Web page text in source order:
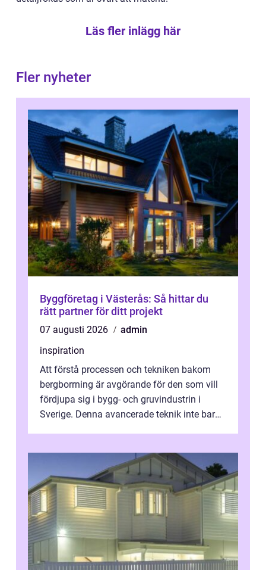
Läs fler inlägg här
Fler nyheter
Byggföretag i Västerås: Så hittar du
rätt partner för ditt projekt
07 augusti 2026
admin
inspiration
Att förstå processen och tekniken bakom
bergborrning är avgörande för den som vill
fördjupa sig i bygg- och gruvindustrin i
Sverige. Denna avancerade teknik inte bara